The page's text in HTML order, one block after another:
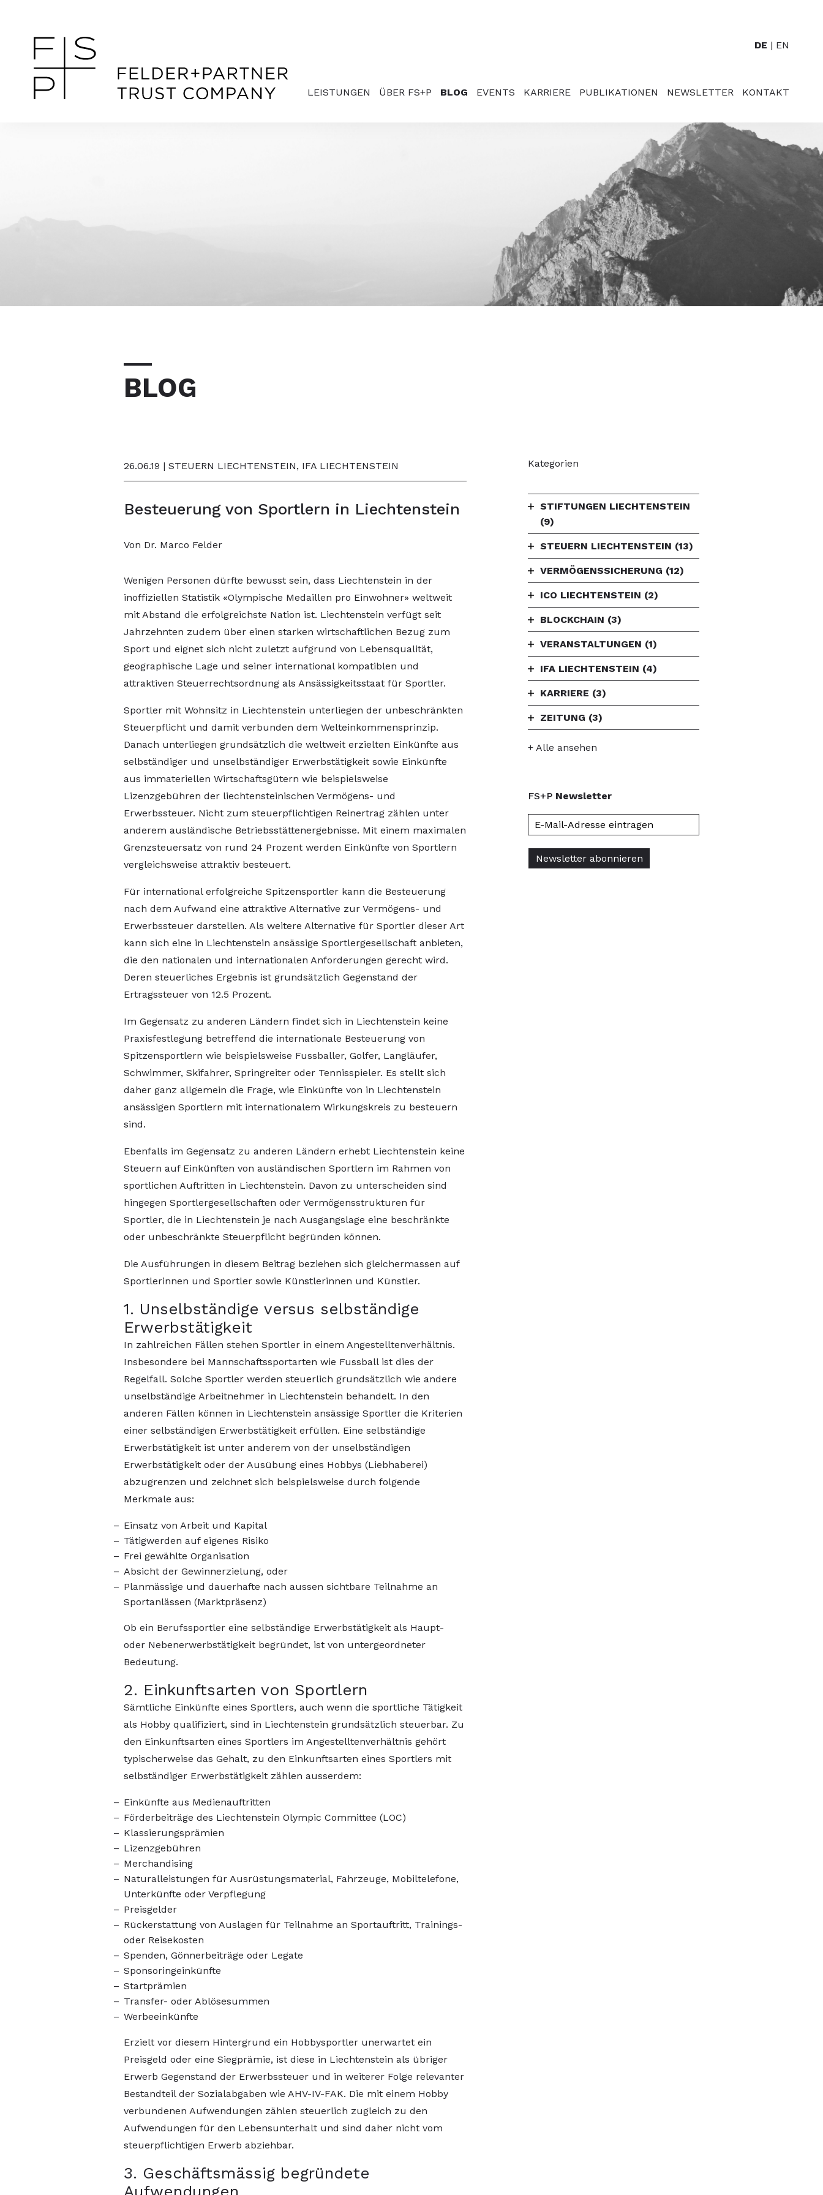
LEISTUNGEN ÜBER FS+P BLOG EVENTS KARRIERE PUBLIKATIONEN NEWSLETTER KONTAKT
DE EN
BLOG
26.06.19 | STEUERN LIECHTENSTEIN, IFA LIECHTENSTEIN
Besteuerung von Sportlern in Liechtenstein
Von Dr. Marco Felder
Wenigen Personen dürfte bewusst sein, dass Liechtenstein in der
inoffiziellen Statistik «Olympische Medaillen pro Einwohner» weltweit
mit Abstand die erfolgreichste Nation ist. Liechtenstein verfügt seit
Jahrzehnten zudem über einen starken wirtschaftlichen Bezug zum
Sport und eignet sich nicht zuletzt aufgrund von Lebensqualität,
geographische Lage und seiner international kompatiblen und
attraktiven Steuerrechtsordnung als Ansässigkeitsstaat für Sportler.
Sportler mit Wohnsitz in Liechtenstein unterliegen der unbeschränkten
Steuerpflicht und damit verbunden dem Welteinkommensprinzip.
Danach unterliegen grundsätzlich die weltweit erzielten Einkünfte aus
selbständiger und unselbständiger Erwerbstätigkeit sowie Einkünfte
aus immateriellen Wirtschaftsgütern wie beispielsweise
Lizenzgebühren der liechtensteinischen Vermögens- und
Erwerbssteuer. Nicht zum steuerpflichtigen Reinertrag zählen unter
anderem ausländische Betriebsstättenergebnisse. Mit einem maximalen
Grenzsteuersatz von rund 24 Prozent werden Einkünfte von Sportlern
vergleichsweise attraktiv besteuert.
Für international erfolgreiche Spitzensportler kann die Besteuerung
nach dem Aufwand eine attraktive Alternative zur Vermögens- und
Erwerbssteuer darstellen. Als weitere Alternative für Sportler dieser Art
kann sich eine in Liechtenstein ansässige Sportlergesellschaft anbieten,
die den nationalen und internationalen Anforderungen gerecht wird.
Deren steuerliches Ergebnis ist grundsätzlich Gegenstand der
Ertragssteuer von 12.5 Prozent.
Im Gegensatz zu anderen Ländern findet sich in Liechtenstein keine
Praxisfestlegung betreffend die internationale Besteuerung von
Spitzensportlern wie beispielsweise Fussballer, Golfer, Langläufer,
Schwimmer, Skifahrer, Springreiter oder Tennisspieler. Es stellt sich
daher ganz allgemein die Frage, wie Einkünfte von in Liechtenstein
ansässigen Sportlern mit internationalem Wirkungskreis zu besteuern
sind.
Ebenfalls im Gegensatz zu anderen Ländern erhebt Liechtenstein keine
Steuern auf Einkünften von ausländischen Sportlern im Rahmen von
sportlichen Auftritten in Liechtenstein. Davon zu unterscheiden sind
hingegen Sportlergesellschaften oder Vermögensstrukturen für
Sportler, die in Liechtenstein je nach Ausgangslage eine beschränkte
oder unbeschränkte Steuerpflicht begründen können.
Die Ausführungen in diesem Beitrag beziehen sich gleichermassen auf
Sportlerinnen und Sportler sowie Künstlerinnen und Künstler.
1. Unselbständige versus selbständige
Erwerbstätigkeit
In zahlreichen Fällen stehen Sportler in einem Angestelltenverhältnis.
Insbesondere bei Mannschaftssportarten wie Fussball ist dies der
Regelfall. Solche Sportler werden steuerlich grundsätzlich wie andere
unselbständige Arbeitnehmer in Liechtenstein behandelt. In den
anderen Fällen können in Liechtenstein ansässige Sportler die Kriterien
einer selbständigen Erwerbstätigkeit erfüllen. Eine selbständige
Erwerbstätigkeit ist unter anderem von der unselbständigen
Erwerbstätigkeit oder der Ausübung eines Hobbys (Liebhaberei)
abzugrenzen und zeichnet sich beispielsweise durch folgende
Merkmale aus:
Einsatz von Arbeit und Kapital
Tätigwerden auf eigenes Risiko
Frei gewählte Organisation
Absicht der Gewinnerzielung, oder
Planmässige und dauerhafte nach aussen sichtbare Teilnahme an
Sportanlässen (Marktpräsenz)
Ob ein Berufssportler eine selbständige Erwerbstätigkeit als Haupt-
oder Nebenerwerbstätigkeit begründet, ist von untergeordneter
Bedeutung.
2. Einkunftsarten von Sportlern
Sämtliche Einkünfte eines Sportlers, auch wenn die sportliche Tätigkeit
als Hobby qualifiziert, sind in Liechtenstein grundsätzlich steuerbar. Zu
den Einkunftsarten eines Sportlers im Angestelltenverhältnis gehört
typischerweise das Gehalt, zu den Einkunftsarten eines Sportlers mit
selbständiger Erwerbstätigkeit zählen ausserdem:
Einkünfte aus Medienauftritten
Förderbeiträge des Liechtenstein Olympic Committee (LOC)
Klassierungsprämien
Lizenzgebühren
Merchandising
Naturalleistungen für Ausrüstungsmaterial, Fahrzeuge, Mobiltelefone,
Unterkünfte oder Verpflegung
Preisgelder
Rückerstattung von Auslagen für Teilnahme an Sportauftritt, Trainings-
oder Reisekosten
Spenden, Gönnerbeiträge oder Legate
Sponsoringeinkünfte
Startprämien
Transfer- oder Ablösesummen
Werbeeinkünfte
Erzielt vor diesem Hintergrund ein Hobbysportler unerwartet ein
Preisgeld oder eine Siegprämie, ist diese in Liechtenstein als übriger
Erwerb Gegenstand der Erwerbssteuer und in weiterer Folge relevanter
Bestandteil der Sozialabgaben wie AHV-IV-FAK. Die mit einem Hobby
verbundenen Aufwendungen zählen steuerlich zugleich zu den
Aufwendungen für den Lebensunterhalt und sind daher nicht vom
steuerpflichtigen Erwerb abziehbar.
3. Geschäftsmässig begründete
Aufwendungen
Kategorien
STIFTUNGEN LIECHTENSTEIN
(9)
STEUERN LIECHTENSTEIN (13)
VERMÖGENSSICHERUNG (12)
ICO LIECHTENSTEIN (2)
BLOCKCHAIN (3)
VERANSTALTUNGEN (1)
IFA LIECHTENSTEIN (4)
KARRIERE (3)
ZEITUNG (3)
+ Alle ansehen
FS+P Newsletter